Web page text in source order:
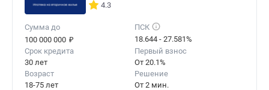
4.3
Сумма до
100 000 000 ₽
ПСК
18.644 - 27.581%
Срок кредита
30 лет
Первый взнос
От 20.1%
Возраст
18-75 лет
Решение
От 2 мин.